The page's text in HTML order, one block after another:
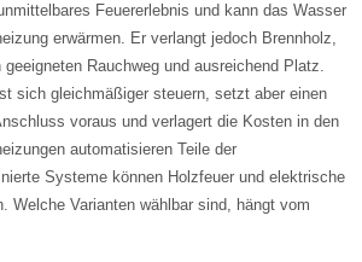
Feuererlebnis und kann das Wasser
erwärmen. Er verlangt jedoch Brennholz,
Rauchweg und ausreichend Platz.
sich gleichmäßiger steuern, setzt aber einen
voraus und verlagert die Kosten in den
automatisieren Teile der
Systeme können Holzfeuer und elektrische
Welche Varianten wählbar sind, hängt vom